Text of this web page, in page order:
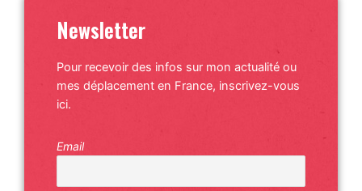
Newsletter
Pour recevoir des infos sur mon actualité ou
mes déplacement en France, inscrivez-vous
ici.
Email